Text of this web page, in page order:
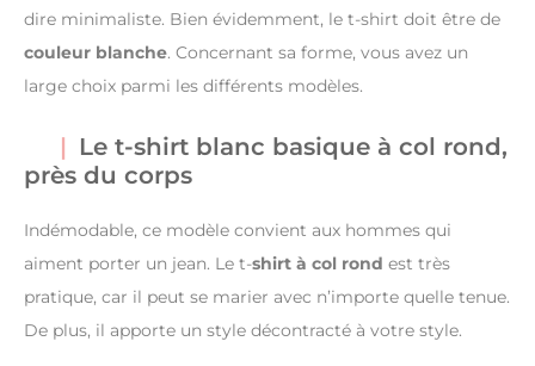
dire minimaliste. Bien évidemment, le t-shirt doit être de
couleur blanche. Concernant sa forme, vous avez un
large choix parmi les différents modèles.
Le t-shirt blanc basique à col rond,
près du corps
Indémodable, ce modèle convient aux hommes qui
aiment porter un jean. Le t-shirt à col rond est très
pratique, car il peut se marier avec n’importe quelle tenue.
De plus, il apporte un style décontracté à votre style.